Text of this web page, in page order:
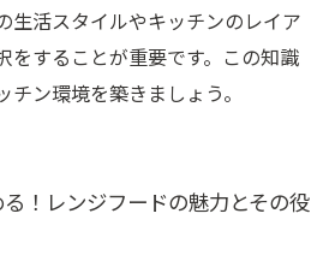
生活スタイルやキッチンのレイア
をすることが重要です。この知識
ン環境を築きましょう。
！レンジフードの魅力とその役